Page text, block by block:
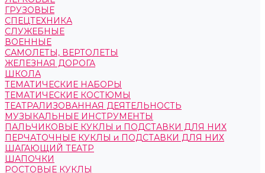
ГРУЗОВЫЕ
СПЕЦТЕХНИКА
СЛУЖЕБНЫЕ
ВОЕННЫЕ
САМОЛЕТЫ, ВЕРТОЛЕТЫ
ЖЕЛЕЗНАЯ ДОРОГА
ШКОЛА
ТЕМАТИЧЕСКИЕ НАБОРЫ
ТЕМАТИЧЕСКИЕ КОСТЮМЫ
ТЕАТРАЛИЗОВАННАЯ ДЕЯТЕЛЬНОСТЬ
МУЗЫКАЛЬНЫЕ ИНСТРУМЕНТЫ
ПАЛЬЧИКОВЫЕ КУКЛЫ и ПОДСТАВКИ ДЛЯ НИХ
ПЕРЧАТОЧНЫЕ КУКЛЫ и ПОДСТАВКИ ДЛЯ НИХ
ШАГАЮЩИЙ ТЕАТР
ШАПОЧКИ
РОСТОВЫЕ КУКЛЫ